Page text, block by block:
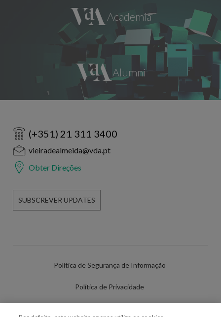
(+351) 21 311 3400
vieiradealmeida@vda.pt
Obter Direções
SUBSCREVER UPDATES
Política de Segurança de Informação
Política de Privacidade